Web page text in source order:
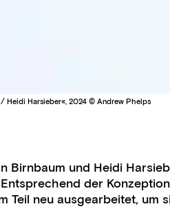
Heidi Harsieber«, 2024 © Andrew Phelps
Birnbaum und Heidi
der
Teil neu ausgearbeitet, um